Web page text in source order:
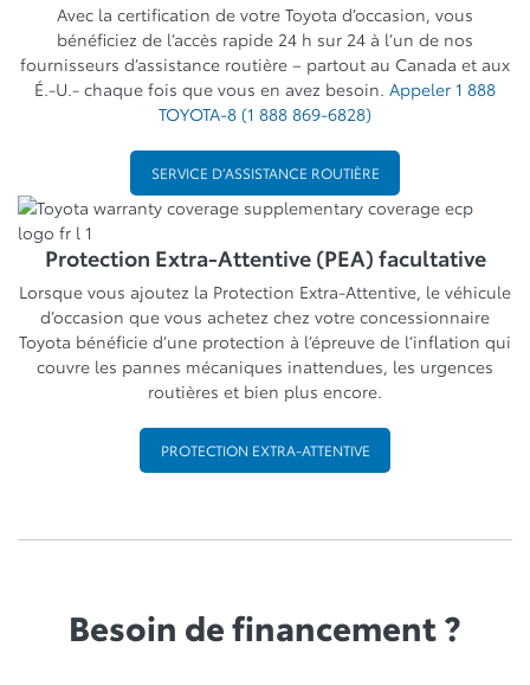
Avec la certification de votre Toyota d’occasion, vous
bénéficiez de l’accès rapide 24 h sur 24 à l’un de nos
fournisseurs d’assistance routière – partout au Canada et aux
É.-U.- chaque fois que vous en avez besoin. Appeler 1 888
TOYOTA-8 (1 888 869-6828)
SERVICE D’ASSISTANCE ROUTIÈRE
Protection Extra-Attentive (PEA) facultative
Lorsque vous ajoutez la Protection Extra-Attentive, le véhicule
d’occasion que vous achetez chez votre concessionnaire
Toyota bénéficie d’une protection à l’épreuve de l’inflation qui
couvre les pannes mécaniques inattendues, les urgences
routières et bien plus encore.
PROTECTION EXTRA-ATTENTIVE
Besoin de financement ?